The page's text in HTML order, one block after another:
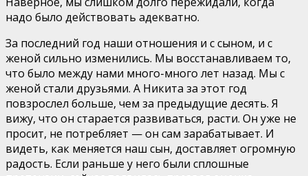
надо было действовать адекватно.
За последний год наши отношения и с сыном, и с
женой сильно изменились. Мы восстанавливаем то,
что было между нами много-много лет назад. Мы с
женой стали друзьями. А Никита за этот год
повзрослел больше, чем за предыдущие десять. Я
вижу, что он старается развиваться, расти. Он уже не
просит, не потребляет — он сам зарабатывает. И
видеть, как меняется наш сын, доставляет огромную
радость. Если раньше у него были сплошные